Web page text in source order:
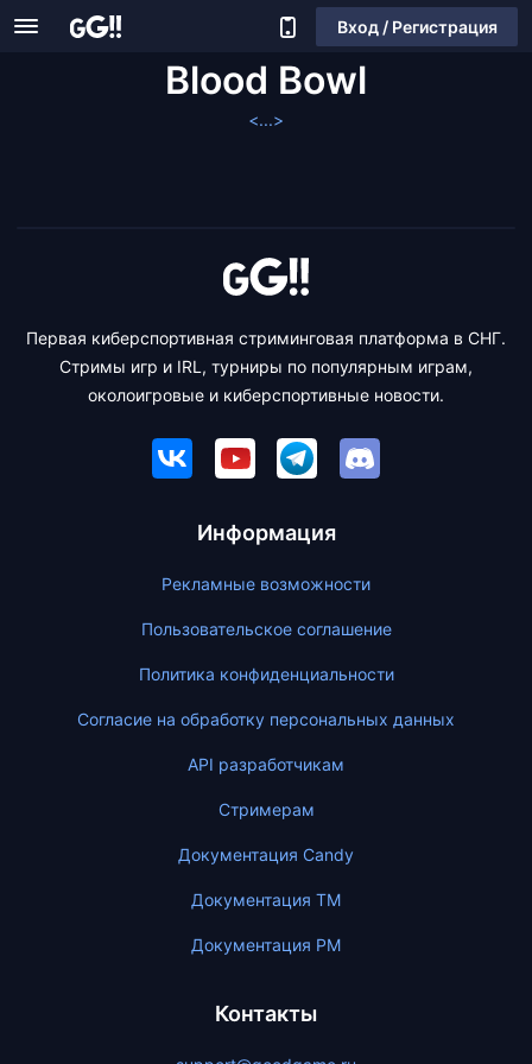
Вход / Регистрация
Blood Bowl
<...>
Первая киберспортивная стриминговая платформа в СНГ.
Стримы игр и IRL, турниры по популярным играм,
околоигровые и киберспортивные новости.
Информация
Рекламные возможности
Пользовательское соглашение
Политика конфиденциальности
Согласие на обработку персональных данных
API разработчикам
Стримерам
Документация Candy
Документация ТМ
Документация PM
Контакты